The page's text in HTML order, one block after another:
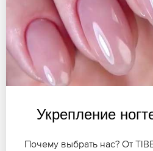
Укрепление
Почему выбрать нас? От